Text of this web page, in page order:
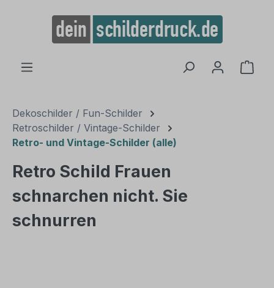
springen
Dekoschilder / Fun-Schilder
Retroschilder / Vintage-Schilder
Retro- und Vintage-Schilder (alle)
Retro Schild Frauen
schnarchen nicht. Sie
schnurren